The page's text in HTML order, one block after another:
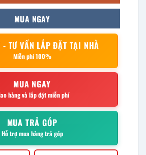
MUA NGAY
- TƯ VẤN LẮP ĐẶT TẠI NHÀ
Miễn phí 100%
MUA NGAY
hàng và lắp đặt miễn phí
MUA TRẢ GÓP
Hỗ trợ mua hàng trả góp